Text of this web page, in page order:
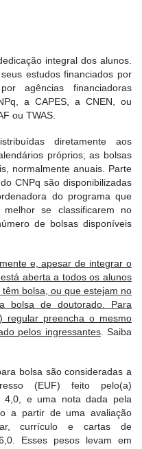
integral dos alunos.
estudos financiados por
agências financiadoras
a CAPES, a CNEN, ou
ou TWAS.
diretamente aos
próprios; as bolsas
normalmente anuais. Parte
CNPq são disponibilizadas
do programa que
se classificarem no
de bolsas disponíveis
e, apesar de integrar o
aberta a todos os alunos
bolsa, ou que estejam no
bolsa de doutorado. Para
regular preencha o mesmo
pelos ingressantes. Saiba
bolsa são consideradas a
(EUF) feito pelo(a)
4,0, e uma nota dada pela
a partir de uma avaliação
currículo e cartas de
Esses pesos levam em